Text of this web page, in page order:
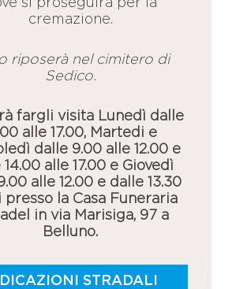
si proseguirà per la
cremazione.
riposerà nel cimitero di
Sedico.
fargli visita Lunedì dalle
alle 17.00, Martedi e
dalle 9.00 alle 12.00 e
alle 17.00 e Giovedì
alle 12.00 e dalle 13.30
presso la Casa Funeraria
in via Marisiga, 97 a
Belluno.
STRADALI